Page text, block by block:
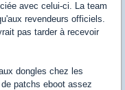
avec celui-ci. La team
revendeurs officiels.
pas tarder à recevoir
dongles chez les
patchs eboot assez